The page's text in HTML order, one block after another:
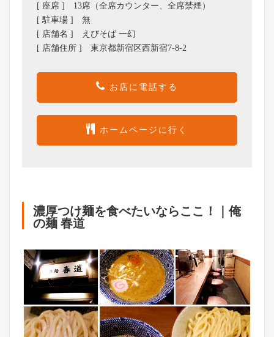
[ 座席 ] 13席（全席カウンター、全席禁煙）
[ 駐車場 ] 無
[ 店舗名 ] えびそば 一幻
[ 店舗住所 ] 東京都新宿区西新宿7-8-2
お店に電話する
ホームページに行く
濃厚つけ麺を食べたいならここ！｜俺
の麺 春道